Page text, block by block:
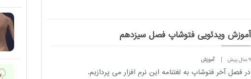
آموزش ویدئویی فتوشاپ فصل سیزدهم
9 سال پیش آموزش
در فصل آخر فتوشاپ به لغتنامه این نرم افزار می پردازیم.